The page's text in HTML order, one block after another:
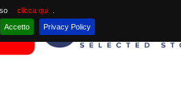
clicca qui
Accetto Privacy Policy